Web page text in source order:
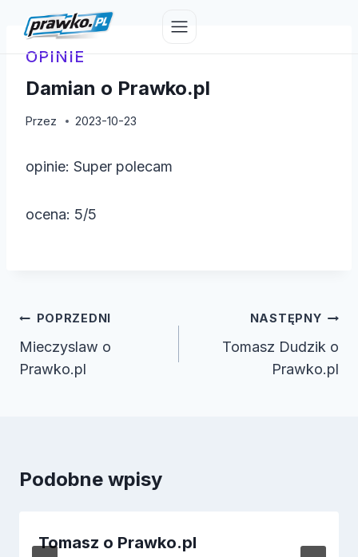
treściOPINIE
Damian o Prawko.pl
Przez 2023-10-23
opinie: Super polecam
ocena: 5/5
Nawigacja
wpisu
POPRZEDNI
Mieczyslaw o
Prawko.pl
NASTĘPNY
Tomasz Dudzik o
Prawko.pl
Podobne wpisy
Tomasz o Prawko.pl